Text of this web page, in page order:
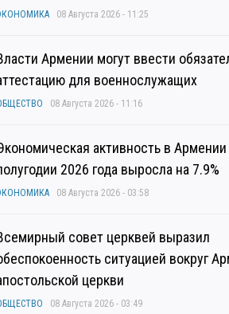
08 Августа 2026 - 11:25
Армении могут ввести
для военнослужащих
08 Августа 2026 - 11:16
активность в
2026 года выросла на 7.9%
08 Августа 2026 - 03:58
совет церквей выразил
ситуацией вокруг
церкви
08 Августа 2026 - 03:49